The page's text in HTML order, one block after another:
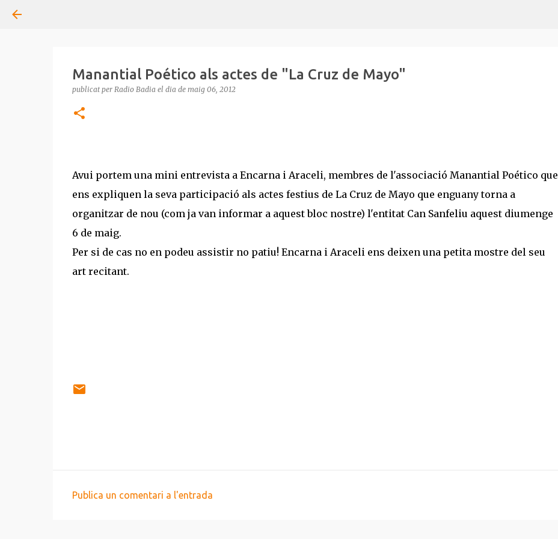
Manantial Poético als actes de "La Cruz de Mayo"
publicat per Radio Badia el dia de maig 06, 2012
Avui portem una mini entrevista a Encarna i Araceli, membres de l'associació Manantial Poético que
ens expliquen la seva participació als actes festius de La Cruz de Mayo que enguany torna a
organitzar de nou (com ja van informar a aquest bloc nostre) l'entitat Can Sanfeliu aquest diumenge
6 de maig.
Per si de cas no en podeu assistir no patiu! Encarna i Araceli ens deixen una petita mostre del seu
art recitant.
Publica un comentari a l'entrada